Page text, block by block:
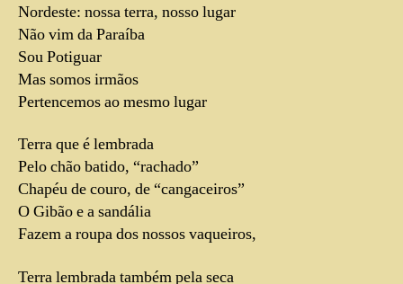
Nordeste: nossa terra, nosso lugar
Não vim da Paraíba
Sou Potiguar
Mas somos irmãos
Pertencemos ao mesmo lugar
Terra que é lembrada
Pelo chão batido, “rachado”
Chapéu de couro, de “cangaceiros”
O Gibão e a sandália
Fazem a roupa dos nossos vaqueiros,
Terra lembrada também pela seca